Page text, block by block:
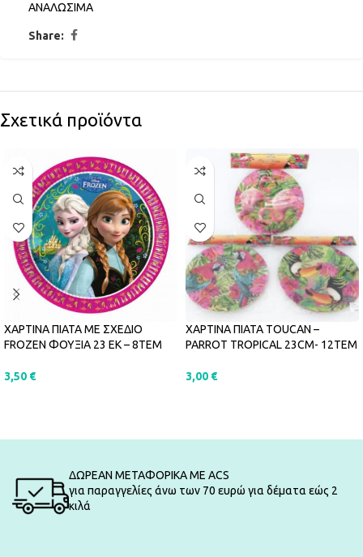
ΑΝΑΛΩΣΙΜΑ
Share:
Σχετικά προϊόντα
ΧΑΡΤΙΝΑ ΠΙΑΤΑ ΜΕ ΣΧΕΔΙΟ
FROZEN ΦΟΥΞΙΑ 23 ΕΚ – 8ΤΕΜ
3,50 €
ΧΑΡΤΙΝΑ ΠΙΑΤΑ TOUCAN –
PARROT TROPICAL 23CM- 12ΤΕΜ
3,00 €
ΔΩΡΕΑΝ ΜΕΤΑΦΟΡΙΚΑ ΜΕ ACS
για παραγγελίες άνω των 70 ευρώ για δέματα εώς 2
κιλά